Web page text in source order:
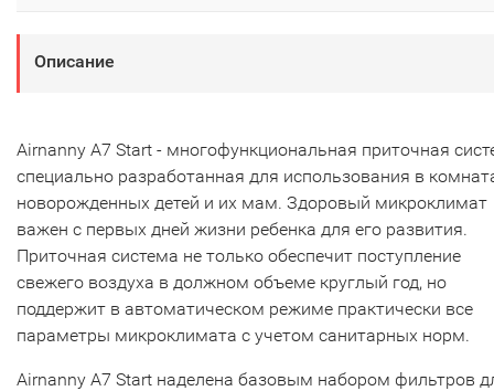
Описание
Airnanny A7 Start - многофункциональная приточная
специально разработанная для использования в
новорожденных детей и их мам. Здоровый микроклимат
важен с первых дней жизни ребенка для его развития.
Приточная система не только обеспечит поступление
свежего воздуха в должном объеме круглый год, но
поддержит в автоматическом режиме практически все
параметры микроклимата с учетом санитарных норм.
Airnanny A7 Start наделена базовым набором фильтров